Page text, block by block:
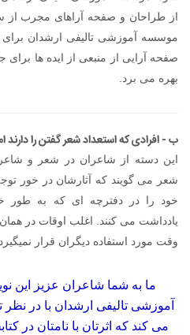
از طراحان و صفحه آراهای مجرب از
موسسه آموزشی تالیفی ارشدان
صفحه آرایی از منبعی از ایده ها برای
بهره می برد.
ب - افرادی که استعداد شعر گفتن را دارند
این دسته از شاعران در شعر و
شعر می گویند که آثارشان در خور
خود را در دفترچه ای که به طور
یادداشت می کنند. اغلب اوقات در
وقت مورد استفاده دیگران قرار
ما به شما شاعران عزیز این
آموزشی تالیفی ارشدان با در
می کند که اثرتان با نامتان در